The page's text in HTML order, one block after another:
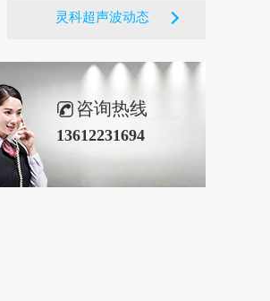
灵科超声波动态
咨询热线
13612231694